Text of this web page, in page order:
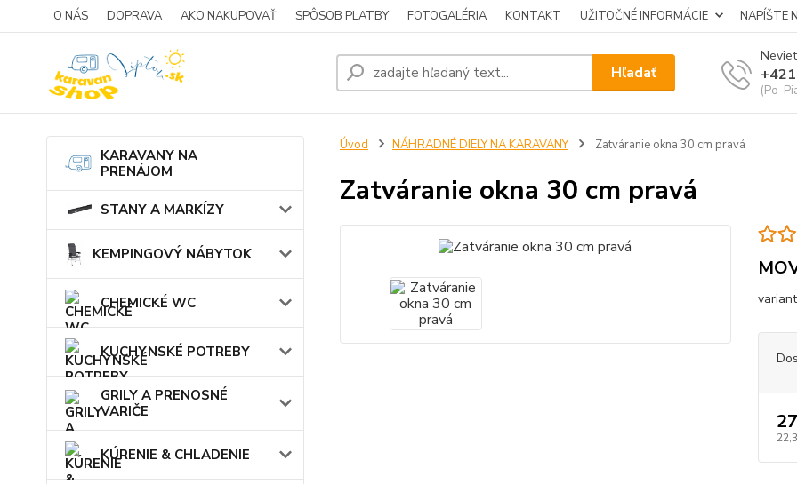
O NÁS DOPRAVA AKO NAKUPOVAŤ SPÔSOB PLATBY FOTOGALÉRIA KONTAKT UŽITOČNÉ INFORMÁCIE NAPÍŠTE
Hľadať
(Po-
KARAVANY NA
PRENÁJOM
STANY A MARKÍZY
KEMPINGOVÝ NÁBYTOK
CHEMICKÉ WC
KUCHYNSKÉ POTREBY
GRILY A PRENOSNÉ
VARIČE
KÚRENIE & CHLADENIE
Úvod NÁHRADNÉ DIELY NA KARAVANY Zatváranie okna 30 cm pravá
Zatváranie okna 30 cm pravá